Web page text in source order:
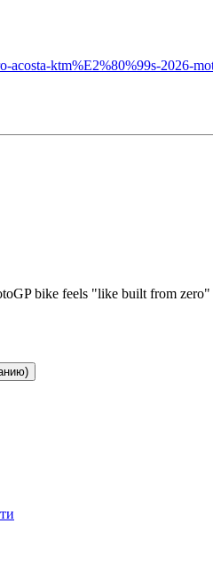
acosta-ktm%E2%80%99s-2026-
bike feels "like built from zero"